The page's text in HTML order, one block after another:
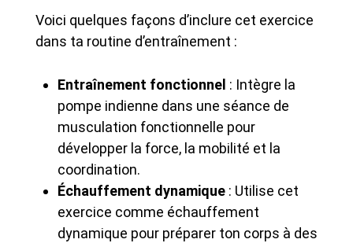
Voici quelques façons d’inclure cet exercice
dans ta routine d’entraînement :
Entraînement fonctionnel : Intègre la
pompe indienne dans une séance de
musculation fonctionnelle pour
développer la force, la mobilité et la
coordination.
Échauffement dynamique : Utilise cet
exercice comme échauffement
dynamique pour préparer ton corps à des